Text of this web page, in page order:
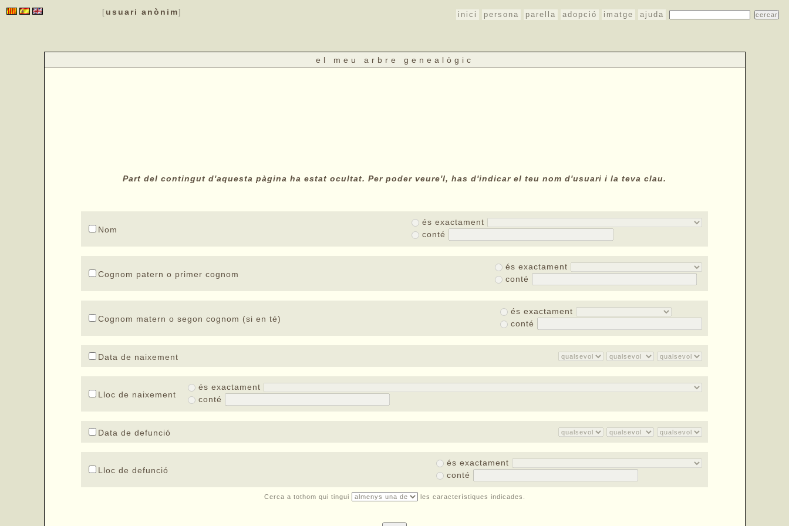
[ usuari anònim] inici persona parella adopció imatge ajuda
el meu arbre genealògic
Part del contingut d'aquesta pàgina ha estat ocultat. Per poder veure'l, has d'indicar el teu nom d'usuari i la teva clau.
Nom
és exactament
conté
Cognom patern o primer cognom
és exactament
conté
Cognom matern o segon cognom (si en té)
és exactament
conté
Data de naixement
Lloc de naixement
és exactament
conté
Data de defunció
Lloc de defunció
és exactament
conté
Cerca a tothom qui tingui les característiques indicades.